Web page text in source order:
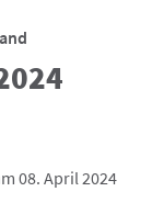
08. April 2024